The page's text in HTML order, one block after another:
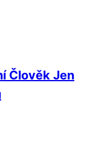
Člověk Jen